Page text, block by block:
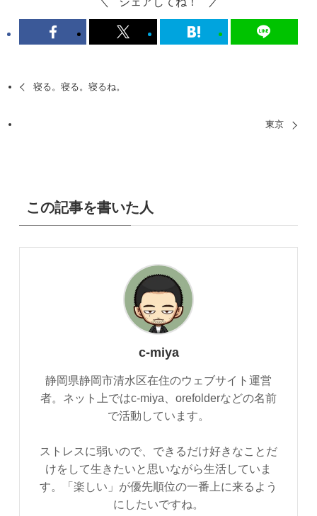
寝る。寝る。寝るね。
東京
この記事を書いた人
c-miya
静岡県静岡市清水区在住のウェブサイト運営
者。ネット上ではc-miya、orefolderなどの名前
で活動しています。
ストレスに弱いので、できるだけ好きなことだ
けをして生きたいと思いながら生活していま
す。「楽しい」が優先順位の一番上に来るよう
にしたいですね。